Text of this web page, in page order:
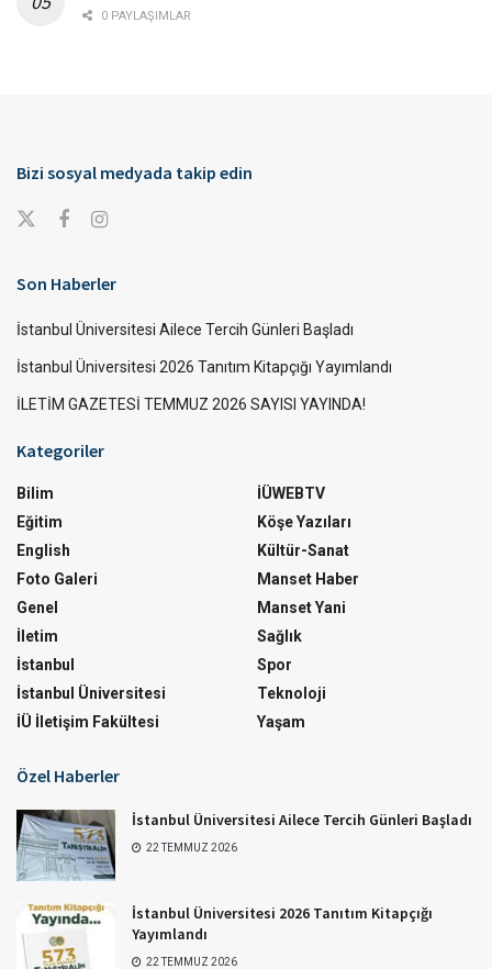
0 PAYLAŞIMLAR
Bizi sosyal medyada takip edin
Son Haberler
İstanbul Üniversitesi Ailece Tercih Günleri Başladı
İstanbul Üniversitesi 2026 Tanıtım Kitapçığı Yayımlandı
İLETİM GAZETESİ TEMMUZ 2026 SAYISI YAYINDA!
Kategoriler
Bilim
Eğitim
English
Foto Galeri
Genel
İletim
İstanbul
İstanbul Üniversitesi
İÜ İletişim Fakültesi
İÜWEBTV
Köşe Yazıları
Kültür-Sanat
Manset Haber
Manset Yani
Sağlık
Spor
Teknoloji
Yaşam
Özel Haberler
İstanbul Üniversitesi Ailece Tercih Günleri Başladı
22 TEMMUZ 2026
İstanbul Üniversitesi 2026 Tanıtım Kitapçığı
Yayımlandı
22 TEMMUZ 2026